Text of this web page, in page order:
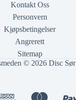
Kontakt Oss
Personvern
Kjøpsbetingelser
Angrerett
Sitemap
© 2026 Disc